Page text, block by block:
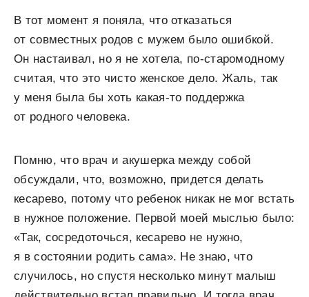
В тот момент я поняла, что отказаться
от совместных родов с мужем было ошибкой.
Он настаивал, но я не хотела, по-старомодному
считая, что это чисто женское дело. Жаль, так
у меня была бы хоть какая-то поддержка
от родного человека.
Помню, что врач и акушерка между собой
обсуждали, что, возможно, придется делать
кесарево, потому что ребенок никак не мог встать
в нужное положение. Первой моей мыслью было:
«Так, сосредоточься, кесарево не нужно,
я в состоянии родить сама». Не знаю, что
случилось, но спустя несколько минут малыш